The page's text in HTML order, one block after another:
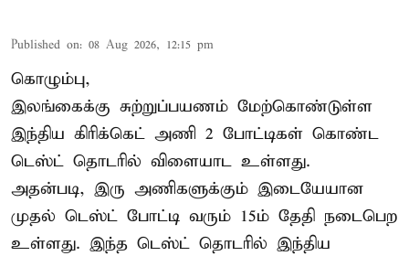
Published on: 08 Aug 2026, 12:15 pm
கொழும்பு,
இலங்கைக்கு சுற்றுப்பயணம் மேற்கொண்டுள்ள
இந்திய கிரிக்கெட் அணி 2 போட்டிகள் கொண்ட
டெஸ்ட் தொடரில் விளையாட உள்ளது.
அதன்படி, இரு அணிகளுக்கும் இடையேயான
முதல் டெஸ்ட் போட்டி வரும் 15ம் தேதி நடைபெற
உள்ளது. இந்த டெஸ்ட் தொடரில் இந்திய